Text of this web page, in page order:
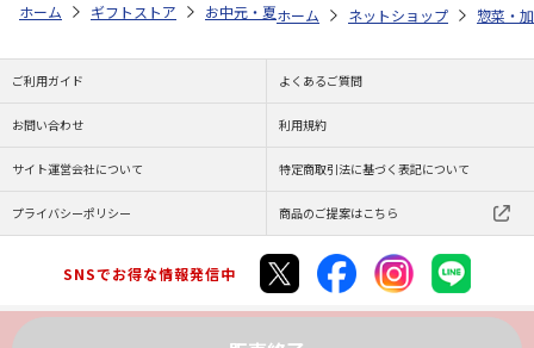
ホーム ギフトストア お中元・夏ギフト特集 2026 ゆうゆうギフト
ホーム ネットショップ 惣菜・
ご利用ガイド よくあるご質問
お問い合わせ 利用規約
サイト運営会社について 特定商取引法に基づく表記について
プライバシーポリシー 商品のご提案はこちら
SNSでお得な情報発信中